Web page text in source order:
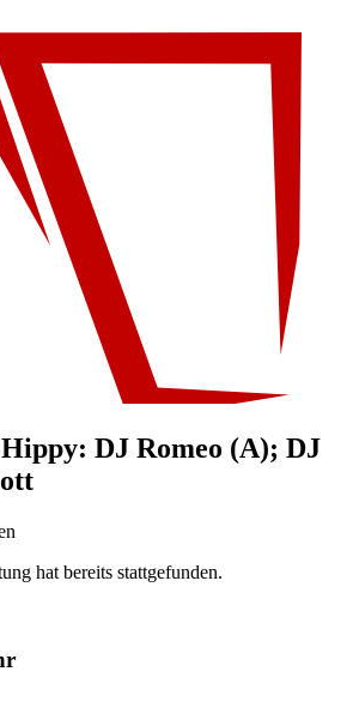
DJ Romeo (A); DJ
hat bereits stattgefunden.